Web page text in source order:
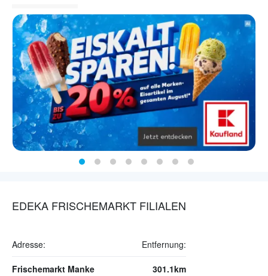
EDEKA FRISCHEMARKT FILIALEN
Adresse: Entfernung:
Frischemarkt Manke 301.1km